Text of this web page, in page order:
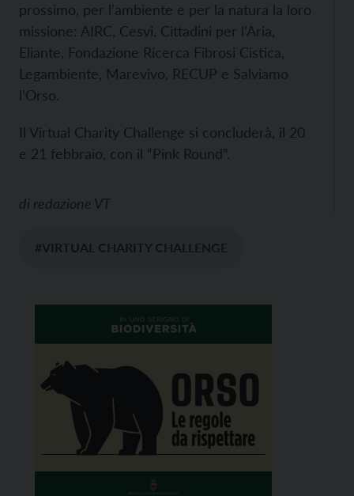
prossimo, per l’ambiente e per la natura la loro
missione: AIRC, Cesvi, Cittadini per l’Aria,
Eliante, Fondazione Ricerca Fibrosi Cistica,
Legambiente, Marevivo, RECUP e Salviamo
l’Orso.
Il Virtual Charity Challenge si concluderà, il 20
e 21 febbraio, con il “Pink Round”.
di redazione VT
#VIRTUAL CHARITY CHALLENGE